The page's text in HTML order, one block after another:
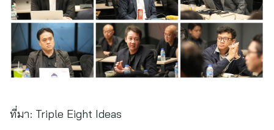
ที่มา: Triple Eight Ideas